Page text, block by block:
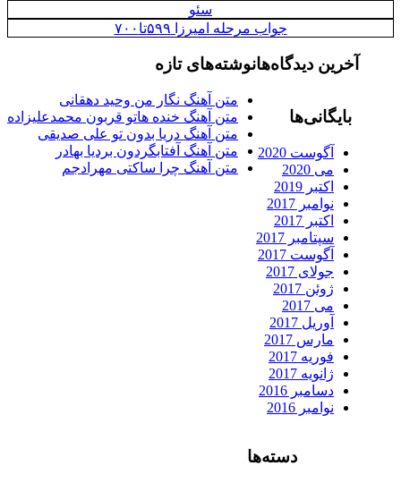
سئو
جواب مرحله امیرزا ۵۹۹تا۷۰۰
نوشته‌های تازه
متن آهنگ نگار من وحید دهقانی
متن آهنگ خنده هاتو قربون محمدعلیزاده
متن آهنگ دریا بدون تو علی صدیقی
متن آهنگ آفتابگردون بردیا بهادر
متن آهنگ چرا ساکتی مهرادجم
آخرین دیدگاه‌ها
بایگانی‌ها
آگوست 2020
می 2020
اکتبر 2019
نوامبر 2017
اکتبر 2017
سپتامبر 2017
آگوست 2017
جولای 2017
ژوئن 2017
می 2017
آوریل 2017
مارس 2017
فوریه 2017
ژانویه 2017
دسامبر 2016
نوامبر 2016
دسته‌ها